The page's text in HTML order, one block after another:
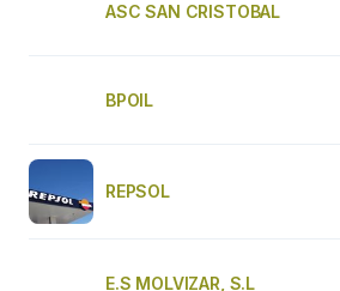
ASC SAN CRISTOBAL
BPOIL
REPSOL
E.S MOLVIZAR, S.L